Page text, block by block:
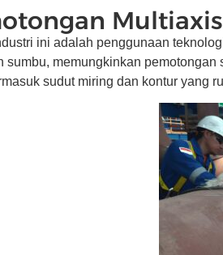
Multiaxis
ini adalah penggunaan
sumbu, memungkinkan
sudut miring dan kontur yang